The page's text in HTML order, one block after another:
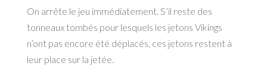
On arrête le jeu immédiatement. S’il reste des
tonneaux tombés pour lesquels les jetons Vikings
n’ont pas encore été déplacés, ces jetons restent à
leur place sur la jetée.